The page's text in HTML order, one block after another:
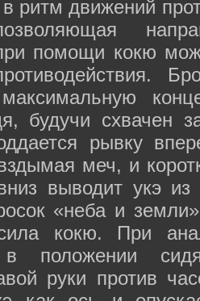
ритм движений
помощи кокю
максимальную
будучи схвачен
рывку
меч, и
выводит укэ
«неба и
сила кокю. При
положении
руки против